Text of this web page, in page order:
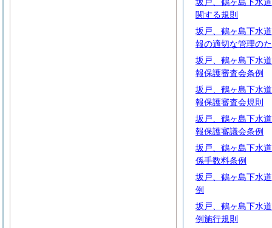
関する規則
坂戸、鶴ヶ島下水
報の適切な管理の
坂戸、鶴ヶ島下水
報保護審査会条例
坂戸、鶴ヶ島下水
報保護審査会規則
坂戸、鶴ヶ島下水
報保護審議会条例
坂戸、鶴ヶ島下水
係手数料条例
坂戸、鶴ヶ島下水
例
坂戸、鶴ヶ島下水
例施行規則